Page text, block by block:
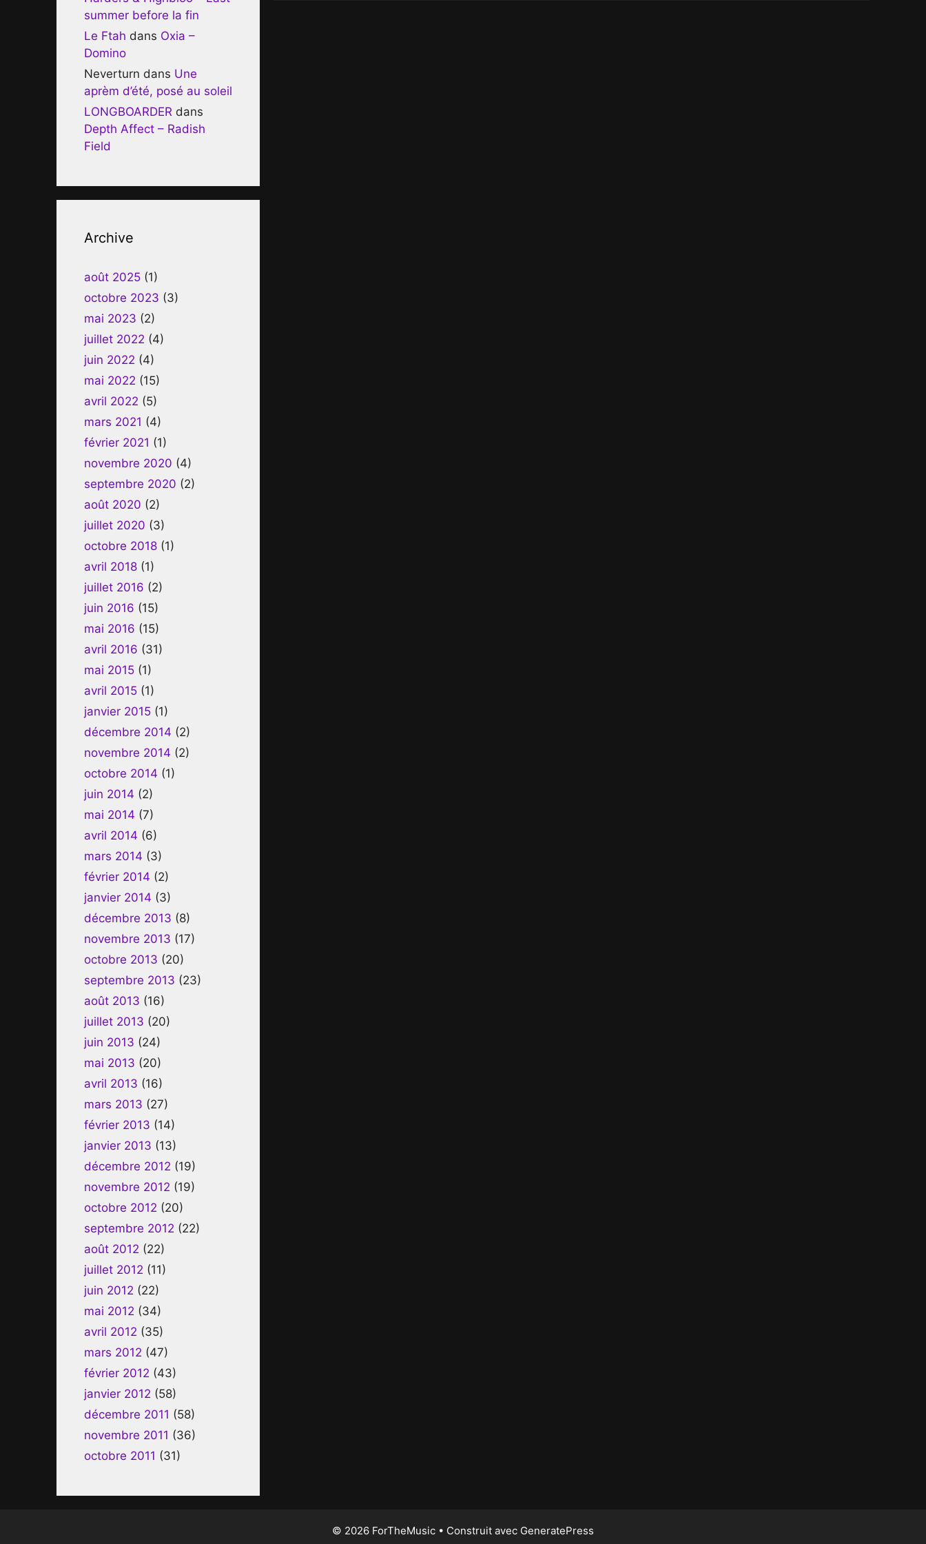
summer before la fin
Le Ftah dans Oxia –
Domino
Neverturn dans Une
aprèm d’été, posé au soleil
LONGBOARDER dans
Depth Affect – Radish
Field
Archive
août 2025 (1)
octobre 2023 (3)
mai 2023 (2)
juillet 2022 (4)
juin 2022 (4)
mai 2022 (15)
avril 2022 (5)
mars 2021 (4)
février 2021 (1)
novembre 2020 (4)
septembre 2020 (2)
août 2020 (2)
juillet 2020 (3)
octobre 2018 (1)
avril 2018 (1)
juillet 2016 (2)
juin 2016 (15)
mai 2016 (15)
avril 2016 (31)
mai 2015 (1)
avril 2015 (1)
janvier 2015 (1)
décembre 2014 (2)
novembre 2014 (2)
octobre 2014 (1)
juin 2014 (2)
mai 2014 (7)
avril 2014 (6)
mars 2014 (3)
février 2014 (2)
janvier 2014 (3)
décembre 2013 (8)
novembre 2013 (17)
octobre 2013 (20)
septembre 2013 (23)
août 2013 (16)
juillet 2013 (20)
juin 2013 (24)
mai 2013 (20)
avril 2013 (16)
mars 2013 (27)
février 2013 (14)
janvier 2013 (13)
décembre 2012 (19)
novembre 2012 (19)
octobre 2012 (20)
septembre 2012 (22)
août 2012 (22)
juillet 2012 (11)
juin 2012 (22)
mai 2012 (34)
avril 2012 (35)
mars 2012 (47)
février 2012 (43)
janvier 2012 (58)
décembre 2011 (58)
novembre 2011 (36)
octobre 2011 (31)
© 2026 ForTheMusic • Construit avec GeneratePress